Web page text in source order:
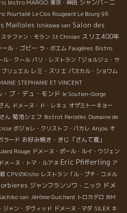
bistro MARGO 東京・神田 シャンパ－ニ
Pourtalié Le Clos Rougeard Le Bourg 96
Mailloles Ishikawa san Salon des
ステファン・モラン St Chinian スリエ400年
ール・ゴビー ラ・ボエム Faugères Bistro
ル・クール パリ・レストラン「ジョルジュ・サ
ブリュエル レミ・スリエ パスカル・ショワム
STEPHANIE ET VINCENT
・ブ・デュ・モンド le Soutien-Gorge
ん ドメーヌ・ド・レキュ オザミトーキョー
ん 菊池シェフ Bistrot Parcelles Domaine de
ボジョレ・クリストフ・パカレ Anjou オ
ラード お好み焼き・きじ「さんて寛」
Rouge ドメーヌ・ポール・ルイ・ウジェン
ドメーヌ・トマ・ルアネ Eric Pfifferling ア
CPVのKisho レストラン「ル・プチ・コメル
ジャンフランソワ・ニック ドメ
san Jérôme Guichard トロカデロ BIM
ジャン・ダヴィッド ドメーヌ・マダ SILEX キ